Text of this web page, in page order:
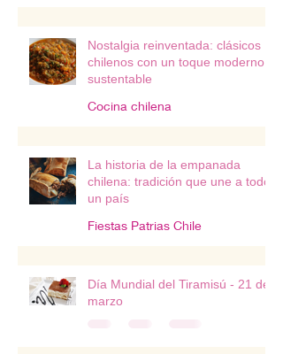
Nostalgia reinventada: clásicos
chilenos con un toque moderno y
sustentable
Cocina chilena
La historia de la empanada
chilena: tradición que une a todo
un país
Fiestas Patrias Chile
Día Mundial del Tiramisú - 21 de
marzo